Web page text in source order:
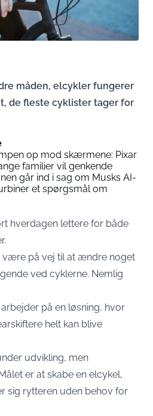
måden, elcykler fungerer
de fleste cyklister tager for
op mod skærmene: Pixar
familier vil genkende
går ind i sag om Musks AI-
et spørgsmål om
hverdagen lettere for både
være på vej til at ændre noget
ved cyklerne. Nemlig
på en løsning, hvor
helt kan blive
udvikling, men
er at skabe en elcykel,
sig rytteren uden behov for